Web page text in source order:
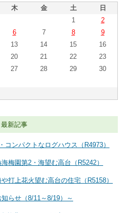
木 金 土 日
1
2
6 7 8
9
13 14 15
16
20 21 22
23
27 28 29
30
最新記事
コンパクトなログハウス（R4973）
梅園第2・海望む高台（R5242）
打上花火望む高台の住宅（R5158）
らせ（8/11～8/19）～